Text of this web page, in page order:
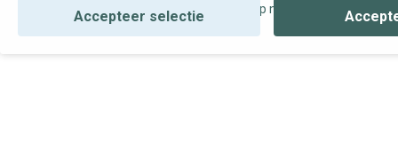
gepersonaliseerde online advertenties en op maat gemaakte
Accepteer selectie